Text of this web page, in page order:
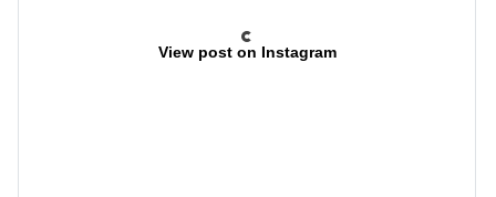
View post on Instagram